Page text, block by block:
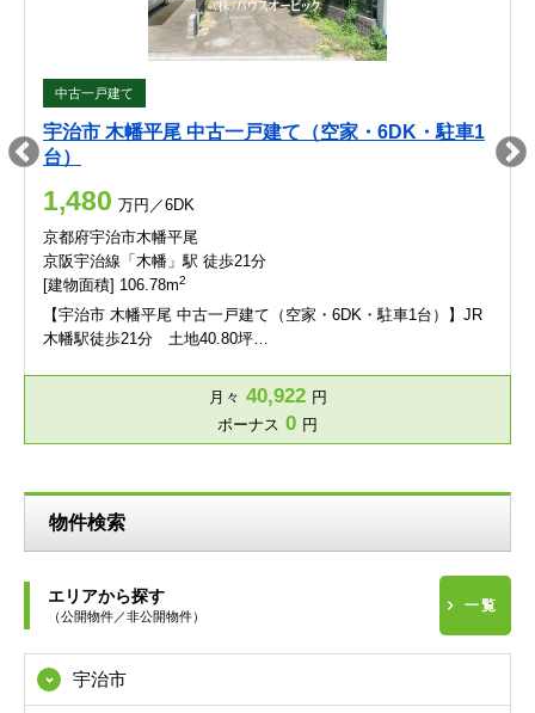
中古一戸建て
宇治市 木幡平尾 中古一戸建て（空家・6DK・駐車1
台）
1,480 万円／6DK
京都府宇治市木幡平尾
京阪宇治線「木幡」駅 徒歩21分
[建物面積] 106.78m2
【宇治市 木幡平尾 中古一戸建て（空家・6DK・駐車1台）】JR
木幡駅徒歩21分 土地40.80坪…
月々 40,922 円
ボーナス 0 円
物件検索
エリアから探す
（公開物件／非公開物件）
一覧
宇治市